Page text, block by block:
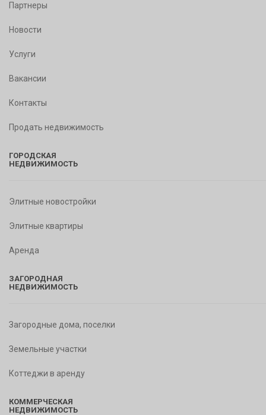
Партнеры
Новости
Услуги
Вакансии
Контакты
Продать недвижимость
ГОРОДСКАЯ
НЕДВИЖИМОСТЬ
Элитные новостройки
Элитные квартиры
Аренда
ЗАГОРОДНАЯ
НЕДВИЖИМОСТЬ
Загородные дома, поселки
Земельные участки
Коттеджи в аренду
КОММЕРЧЕСКАЯ
НЕДВИЖИМОСТЬ